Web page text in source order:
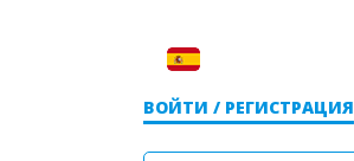
ВОЙТИ / РЕГИСТРАЦИЯ